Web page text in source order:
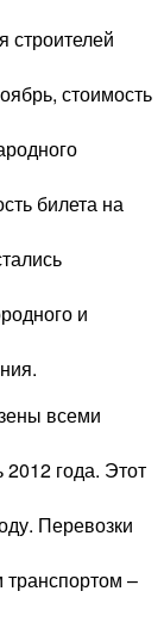
строителей
стоимость
билета на
и
всеми
года. Этот
Перевозки
–